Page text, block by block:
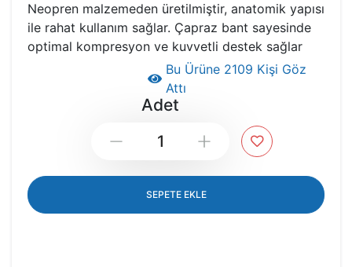
Neopren malzemeden üretilmiştir, anatomik yapısı
ile rahat kullanım sağlar. Çapraz bant sayesinde
optimal kompresyon ve kuvvetli destek sağlar
Bu Ürüne 2109 Kişi Göz
Attı
Adet
Down
SEPETE EKLE